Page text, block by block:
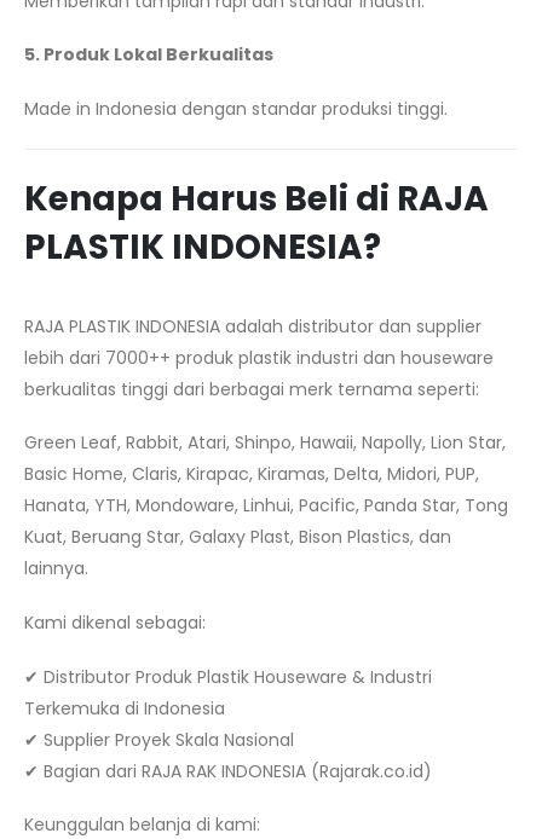
5. Produk Lokal Berkualitas
Made in Indonesia dengan standar produksi tinggi.
Kenapa Harus Beli di RAJA
PLASTIK INDONESIA?
RAJA PLASTIK INDONESIA adalah distributor dan supplier
lebih dari 7000++ produk plastik industri dan houseware
berkualitas tinggi dari berbagai merk ternama seperti:
Green Leaf, Rabbit, Atari, Shinpo, Hawaii, Napolly, Lion Star,
Basic Home, Claris, Kirapac, Kiramas, Delta, Midori, PUP,
Hanata, YTH, Mondoware, Linhui, Pacific, Panda Star, Tong
Kuat, Beruang Star, Galaxy Plast, Bison Plastics, dan
lainnya.
Kami dikenal sebagai:
✔ Distributor Produk Plastik Houseware & Industri
Terkemuka di Indonesia
✔ Supplier Proyek Skala Nasional
✔ Bagian dari RAJA RAK INDONESIA (Rajarak.co.id)
Keunggulan belanja di kami: